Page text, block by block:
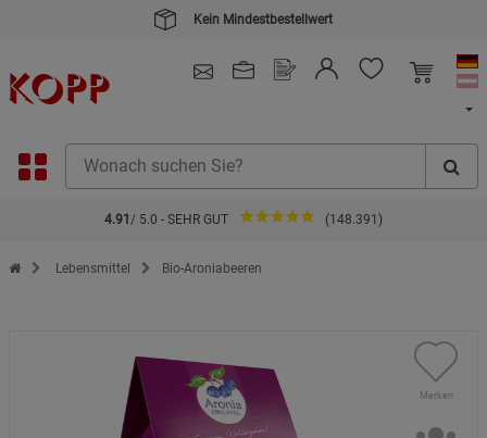
Kein Mindestbestellwert
4.91 / 5.0 - SEHR GUT (148.391)
Zur Startseite des Kopp Verlag Online-Shop
Lebensmittel Bio-Aroniabeeren
Merken